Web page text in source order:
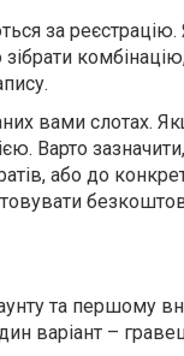
за
вами слотах.
Варто
або до
та першому
варіант –